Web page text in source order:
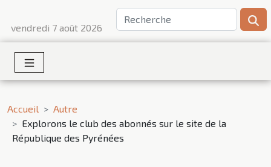
vendredi 7 août 2026
Accueil
Autre
Explorons le club des abonnés sur le site de la
République des Pyrénées